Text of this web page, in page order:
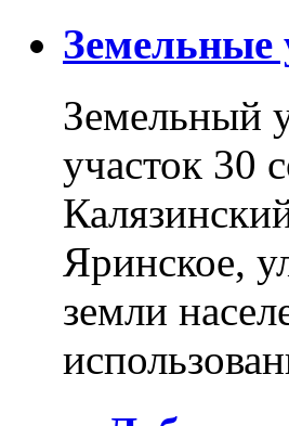
Земельный
участок 30
Яринское,
земли